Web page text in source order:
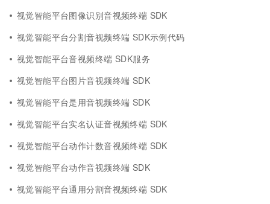
视觉智能平台图像识别音视频终端 SDK
视觉智能平台分割音视频终端 SDK示例代码
视觉智能平台音视频终端 SDK服务
视觉智能平台图片音视频终端 SDK
视觉智能平台是用音视频终端 SDK
视觉智能平台实名认证音视频终端 SDK
视觉智能平台动作计数音视频终端 SDK
视觉智能平台动作音视频终端 SDK
视觉智能平台通用分割音视频终端 SDK